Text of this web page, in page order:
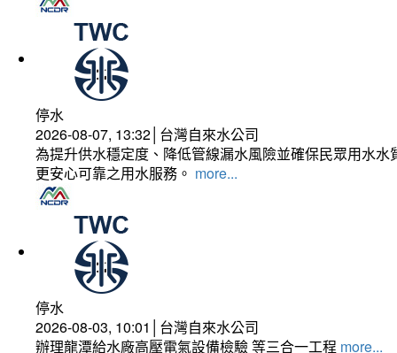
停水
2026-08-07, 13:32│台灣自來水公司
為提升供水穩定度、降低管線漏水風險並確保民眾用水
更安心可靠之用水服務。 more...
停水
2026-08-03, 10:01│台灣自來水公司
辦理龍潭給水廠高壓電氣設備檢驗 等三合一工程 more...